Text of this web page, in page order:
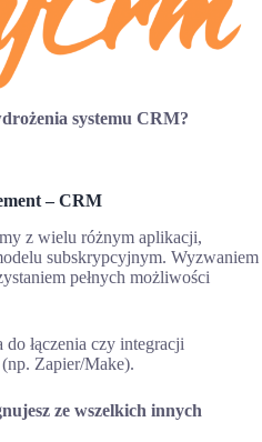
systemu CRM?
– CRM
z wielu różnym aplikacji,
subskrypcyjnym. Wyzwaniem
pełnych możliwości
łączenia czy integracji
Zapier/Make).
ze wszelkich innych